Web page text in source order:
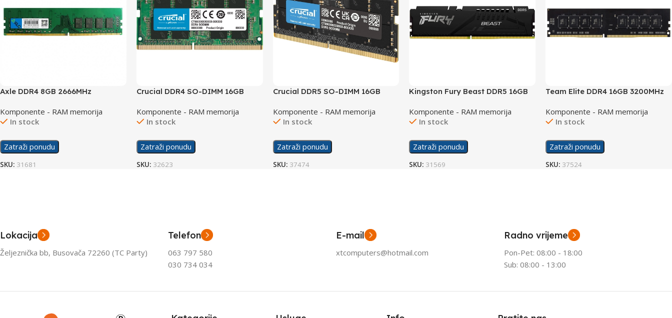
Axle DDR4 8GB 2666MHz
Komponente - RAM memorija
In stock
Zatraži ponudu
SKU: 31681
Crucial DDR4 SO-DIMM 16GB
Komponente - RAM memorija
In stock
Zatraži ponudu
SKU: 32623
Crucial DDR5 SO-DIMM 16GB
Komponente - RAM memorija
In stock
Zatraži ponudu
SKU: 37474
Kingston Fury Beast DDR5 16GB
Komponente - RAM memorija
In stock
Zatraži ponudu
SKU: 31569
Team Elite DDR4 16GB 3200MHz
Komponente - RAM memorija
In stock
Zatraži ponudu
SKU: 37524
Lokacija
Željeznička bb, Busovača 72260 (TC Party)
Telefon
063 797 580
030 734 034
E-mail
xtcomputers@hotmail.com
Radno vrijeme
Pon-Pet: 08:00 - 18:00
Sub: 08:00 - 13:00